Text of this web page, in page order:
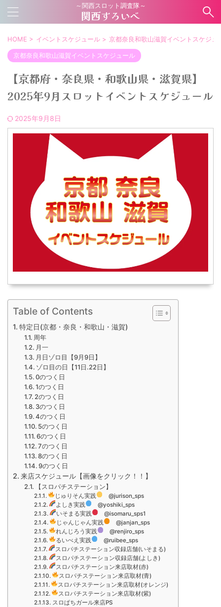
～関西スロット調査隊～
関西すろいべ
HOME > イベントスケジュール > 京都奈良和歌山滋賀イベントスケジュ
京都奈良和歌山滋賀イベントスケジュール
【京都府・奈良県・和歌山県・滋賀県】
2025年9月スロットイベントスケジュール
2025年9月8日
Table of Contents
特定日(京都・奈良・和歌山・滋賀)
周年
月一
月日ゾロ目【9月9日】
ゾロ目の日【11日.22日】
0のつく日
1のつく日
2のつく日
3のつく日
4のつく日
5のつく日
6のつく日
7のつく日
8のつく日
9のつく日
来店スケジュール【画像をクリック！！】
【スロパチステーション】
じゅりそん実践
@jurison_sps
よしき実践
@yoshiki_sps
いそまる実践
@isomaru_sps1
じゃんじゃん実践
@janjan_sps
れんじろう実践
@renjiro_sps
るいべえ実践
@ruibee_sps
スロパチステーション収録店舗(いそまる)
スロパチステーション収録店舗(よしき)
スロパチステーション来店取材(赤)
スロパチステーション来店取材(青)
スロパチステーション来店取材(オレンジ)
スロパチステーション来店取材(紫)
スロぱちガール来店PS